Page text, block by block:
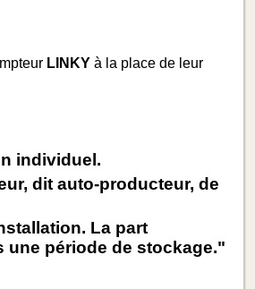
LINKY à la place de leur
individuel.
dit auto-producteur, de
La part
période de stockage."